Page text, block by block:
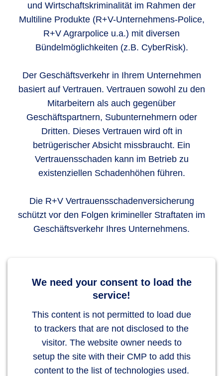
und Wirtschaftskriminalität im Rahmen der
Multiline Produkte (R+V-Unternehmens-Police,
R+V Agrarpolice u.a.) mit diversen
Bündelmöglichkeiten (z.B. CyberRisk).
Der Geschäftsverkehr in Ihrem Unternehmen
basiert auf Vertrauen. Vertrauen sowohl zu den
Mitarbeitern als auch gegenüber
Geschäftspartnern, Subunternehmern oder
Dritten. Dieses Vertrauen wird oft in
betrügerischer Absicht missbraucht. Ein
Vertrauensschaden kann im Betrieb zu
existenziellen Schadenhöhen führen.
Die R+V Vertrauensschadenversicherung
schützt vor den Folgen krimineller Straftaten im
Geschäftsverkehr Ihres Unternehmens.
We need your consent to load the
service!
This content is not permitted to load due
to trackers that are not disclosed to the
visitor. The website owner needs to
setup the site with their CMP to add this
content to the list of technologies used.